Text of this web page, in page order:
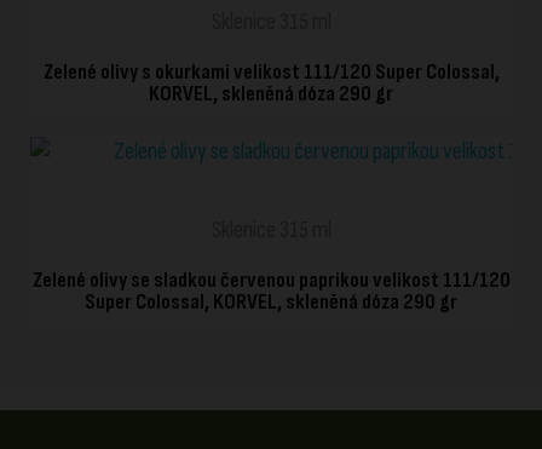
Zelené olivy s okurkami velikost 111/120 Super Colossal,
KORVEL, skleněná dóza 290 gr
RYCHLÉ ZOBRAZENÍ
Zelené olivy se sladkou červenou paprikou velikost 111/120
Super Colossal, KORVEL, skleněná dóza 290 gr